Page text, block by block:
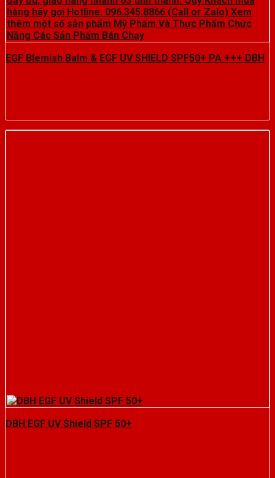
EGF Blemish Balm & EGF UV SHIELD SPF50+ PA +++ DBH
DBH EGF UV Shield SPF 50+